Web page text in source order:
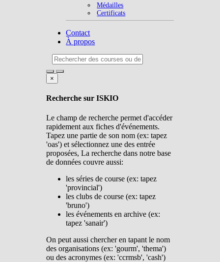
Médailles
Certificats
Contact
À propos
×
Recherche sur ISKIO
Le champ de recherche permet d'accéder
rapidement aux fiches d'événements.
Tapez une partie de son nom (ex: tapez
'oas') et sélectionnez une des entrée
proposées, La recherche dans notre base
de données couvre aussi:
les séries de course (ex: tapez
'provincial')
les clubs de course (ex: tapez
'bruno')
les événements en archive (ex:
tapez 'sanair')
On peut aussi chercher en tapant le nom
des organisations (ex: 'gourm', 'thema')
ou des acronymes (ex: 'ccrmsb', 'cash')